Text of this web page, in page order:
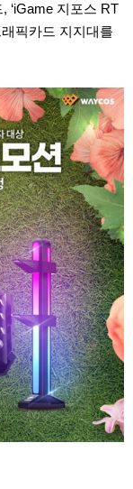
‘iGame 지포스 RT
픽카드 지지대를